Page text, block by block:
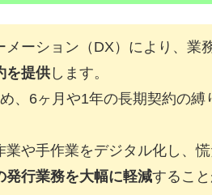
メーション（DX）により、業
を提供します。
、6ヶ月や1年の長期契約の縛
や手作業をデジタル化し、
発行業務を大幅に軽減すること